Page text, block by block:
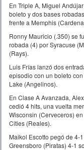
En Triple A, Miguel
boleto y dos bases
frente a Memphis
Ronny Mauricio (.350) se
robada (4) por Syracuse
(Rays).
Luis Frías lanzó dos
episodio con un boleto
Lake (Angelinos).
En Clase A Avanzada,
cedió 4 hits, una vuelta
Wisconsin (Cerveceros)
Cities (Reales).
Maikol Escotto pegó de 4-
Greensboro (Piratas) 4-1